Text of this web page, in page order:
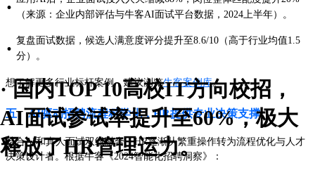
· 国内TOP 10高校IT方向校招，
AI面试参试率提升至60%，极大
释放了HR管理运力。
·
（来源：企业内部评估与牛客AI面试平台数据，2024上半年）。
· 复盘面试数据，候选人满意度评分提升至8.6/10（高于行业均值1.5
分）。
想了解更多行业标杆案例，建议浏览牛客案例库。
五、AI驱动招聘流程科学化，HR提供专业决策支撑
结合AI和真人面试双线融合，HR逐渐从繁重操作转为流程优化与人才
决策设计者。根据牛客《2024智能化招聘洞察》：